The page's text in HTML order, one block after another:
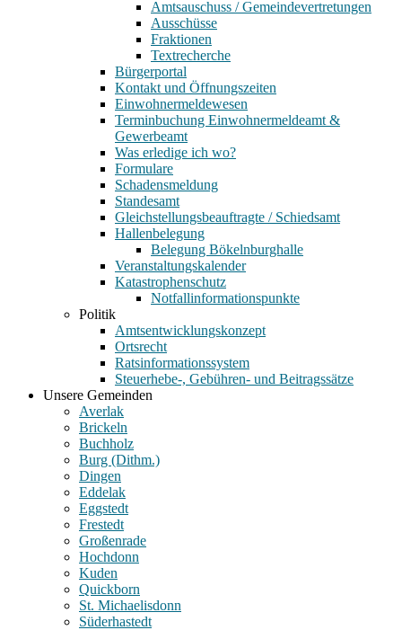
Amtsauschuss / Gemeindevertretungen
Ausschüsse
Fraktionen
Textrecherche
Bürgerportal
Kontakt und Öffnungszeiten
Einwohnermeldewesen
Terminbuchung Einwohnermeldeamt &
Gewerbeamt
Was erledige ich wo?
Formulare
Schadensmeldung
Standesamt
Gleichstellungsbeauftragte / Schiedsamt
Hallenbelegung
Belegung Bökelnburghalle
Veranstaltungskalender
Katastrophenschutz
Notfallinformationspunkte
Politik
Amtsentwicklungskonzept
Ortsrecht
Ratsinformationssystem
Steuerhebe-, Gebühren- und Beitragssätze
Unsere Gemeinden
Averlak
Brickeln
Buchholz
Burg (Dithm.)
Dingen
Eddelak
Eggstedt
Frestedt
Großenrade
Hochdonn
Kuden
Quickborn
St. Michaelisdonn
Süderhastedt